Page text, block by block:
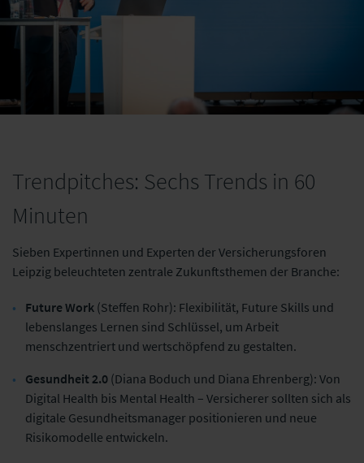
Trendpitches: Sechs Trends in 60
Minuten
Sieben Expertinnen und Experten der Versicherungsforen
Leipzig beleuchteten zentrale Zukunftsthemen der Branche:
Future Work (Steffen Rohr): Flexibilität, Future Skills und
lebenslanges Lernen sind Schlüssel, um Arbeit
menschzentriert und wertschöpfend zu gestalten.
Gesundheit 2.0 (Diana Boduch und Diana Ehrenberg): Von
Digital Health bis Mental Health – Versicherer sollten sich als
digitale Gesundheitsmanager positionieren und neue
Risikomodelle entwickeln.